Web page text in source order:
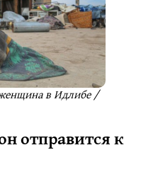
в Идлибе /
отправится к